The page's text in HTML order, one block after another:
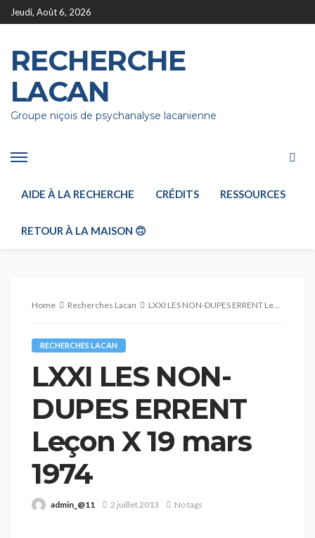
Jeudi, Août 6, 2026
RECHERCHE
LACAN
Groupe niçois de psychanalyse lacanienne
AIDE À LA RECHERCHE CRÉDITS RESSOURCES
RETOUR À LA MAISON 🙃
Home Recherches Lacan LXXI LES NON-DUPES ERRENT Leçon X 19 mars 1974
RECHERCHES LACAN
LXXI LES NON-
DUPES ERRENT
Leçon X 19 mars
1974
admin_@11 2 juillet 2013 No tags